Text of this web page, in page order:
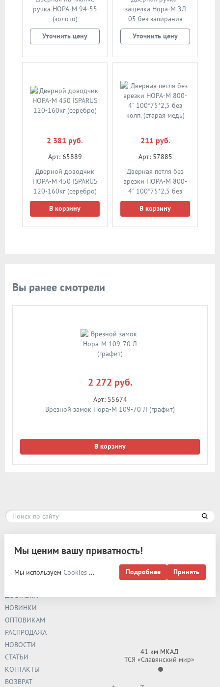
ручка НОРА-М 94-55
(золото)
Уточнить цену
защелка Нора-М ЗЛ
05 без запирания
(матовое золото)
Уточнить цену
2 381 руб.
Арт: 65889
Дверной доводчик
НОРА-M 450 ISPARUS
120-160кг (серебро)
В корзину
211 руб.
Арт: 57885
Дверная петля без
врезки НОРА-М 800-
4" 100*75*2,5 без
колп. (старая медь)
В корзину
Вы ранее смотрели
2 272 руб.
Арт: 55674
Врезной замок Нора-М 109-70 Л (графит)
В корзину
ПРОДВИЖЕНИЕ -
ЭВРИКА
ДОСТАВКА
НОВИНКИ
ОПТОВИКАМ
РАСПРОДАЖА
НОВОСТИ
СТАТЬИ
КОНТАКТЫ
ВОЗВРАТ
НАШИ РОЗНИЧНЫЕ МАГАЗИНЫ:
41 км МКАД
ТСЯ «Славянский мир»
Мы ценим вашу приватность!
Мы используем Cookies... Подробнее Принять